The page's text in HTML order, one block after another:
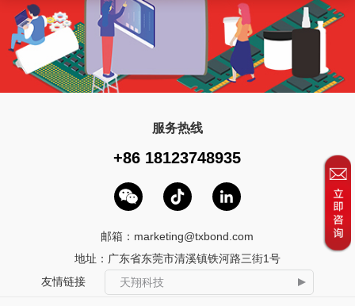
服务热线
+86 18123748935
邮箱： marketing@txbond.com
地址：广东省东莞市清溪镇铁河路三街1号
友情链接
天翔科技